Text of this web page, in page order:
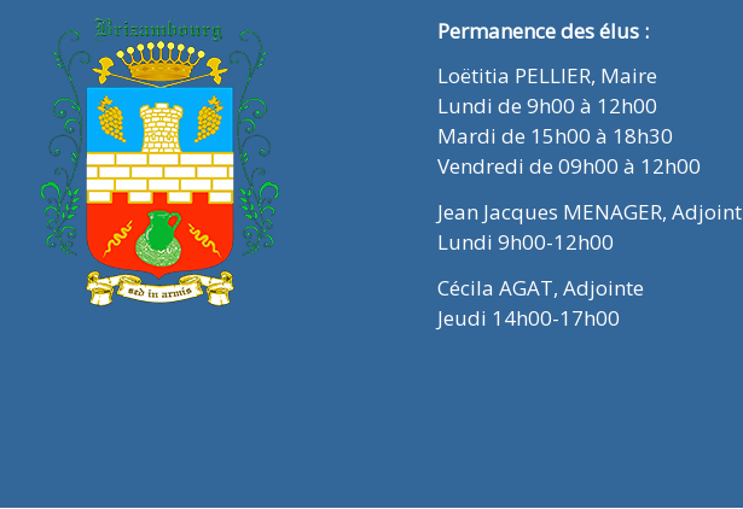
Permanence des élus :
Loëtitia PELLIER, Maire
Lundi de 9h00 à 12h00
Mardi de 15h00 à 18h30
Vendredi de 09h00 à 12h00
Jean Jacques MENAGER, Adjoint
Lundi 9h00-12h00
Cécila AGAT, Adjointe
Jeudi 14h00-17h00